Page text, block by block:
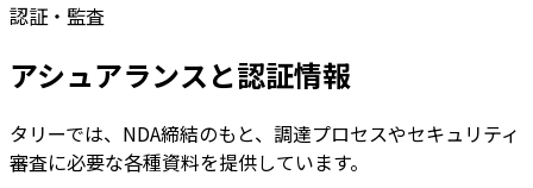
認証・監査
アシュアランスと認証情報
タリーでは、NDA締結のもと、調達プロセスやセキュリティ
審査に必要な各種資料を提供しています。